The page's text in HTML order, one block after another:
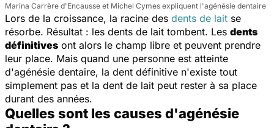
Marina Carrère d'Encausse et Michel Cymes expliquent l'agénésie dentaire
Lors de la croissance, la racine des dents de lait se
résorbe. Résultat : les dents de lait tombent. Les dents
définitives ont alors le champ libre et peuvent prendre
leur place. Mais quand une personne est atteinte
d'agénésie dentaire, la dent définitive n'existe tout
simplement pas et la dent de lait peut rester à sa place
durant des années.
Quelles sont les causes d'agénésie